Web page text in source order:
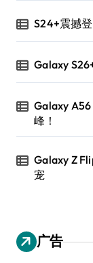
S24+震撼
Galaxy
Galaxy
峰！
Galaxy Z
宠
广告